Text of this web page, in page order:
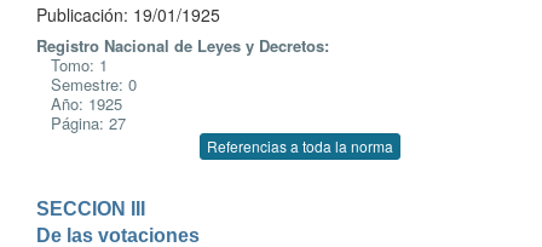
Publicación: 19/01/1925
Registro Nacional de Leyes y Decretos:
Tomo: 1
Semestre: 0
Año: 1925
Página: 27
Referencias a toda la norma
SECCION III
De las votaciones